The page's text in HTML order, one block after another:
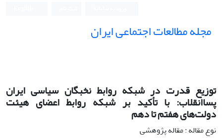
مجله مطالعات اجتماعی ایران
توزیع قدرت در شبکه روابط نخبگان سیاسی ایران
پساانقلاب: با تأکید بر شبکه روابط اعضای هیئت‌
دولت‌های هفتم تا دهم
نوع مقاله : مقاله پژوهشی